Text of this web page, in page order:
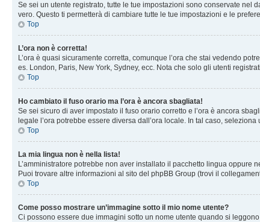
Se sei un utente registrato, tutte le tue impostazioni sono conservate nel
vero. Questo ti permetterà di cambiare tutte le tue impostazioni e le
Top
L’ora non è corretta!
L’ora è quasi sicuramente corretta, comunque l’ora che stai vedendo
es. London, Paris, New York, Sydney, ecc. Nota che solo gli utenti
Top
Ho cambiato il fuso orario ma l’ora è ancora sbagliata!
Se sei sicuro di aver impostato il fuso orario corretto e l’ora è ancora
legale l’ora potrebbe essere diversa dall’ora locale. In tal caso,
Top
La mia lingua non è nella lista!
L’amministratore potrebbe non aver installato il pacchetto lingua
Puoi trovare altre informazioni al sito del phpBB Group (trovi il
Top
Come posso mostrare un’immagine sotto il mio nome utente?
Ci possono essere due immagini sotto un nome utente quando si